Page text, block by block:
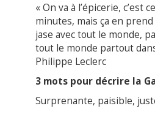
« On va à l’épicerie, c’est
minutes, mais ça en prend
jase avec tout le monde,
tout le monde partout
Philippe Leclerc
3 mots pour décrire la
Surprenante, paisible,